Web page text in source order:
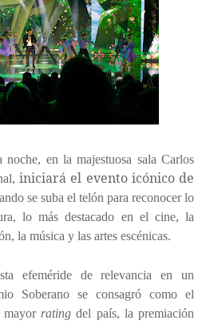
en la majestuosa sala Carlos
iniciará el evento icónico de
se suba el telón para reconocer lo
lo más destacado en el cine, la
la música y las artes escénicas.
efeméride de relevancia en un
Soberano se consagró como el
mayor ratingdel país, la premiación